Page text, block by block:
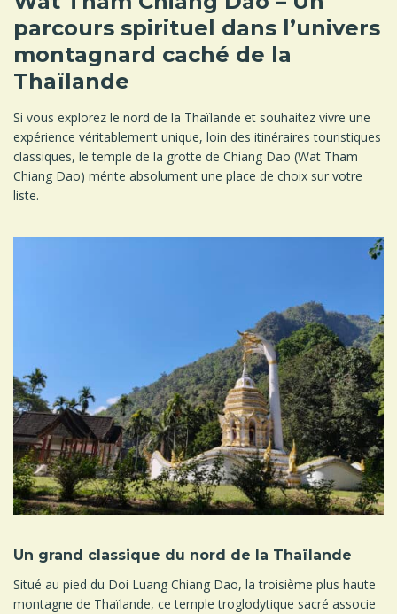
parcours spirituel dans l’univers
montagnard caché de la
Thaïlande
Si vous explorez le nord de la Thaïlande et souhaitez vivre une
expérience véritablement unique, loin des itinéraires touristiques
classiques, le temple de la grotte de Chiang Dao (Wat Tham
Chiang Dao) mérite absolument une place de choix sur votre
liste.
Un grand classique du nord de la Thaïlande
Situé au pied du Doi Luang Chiang Dao, la troisième plus haute
montagne de Thaïlande, ce temple troglodytique sacré associe